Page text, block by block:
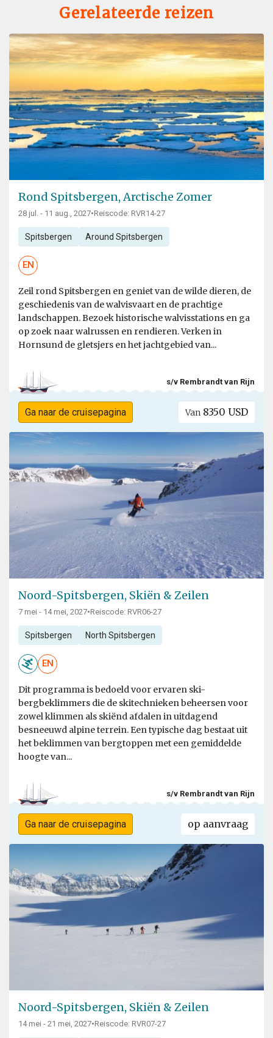
Gerelateerde reizen
Rond Spitsbergen, Arctische Zomer
28 jul. - 11 aug., 2027•Reiscode: RVR14-27
Spitsbergen Around Spitsbergen
EN
Zeil rond Spitsbergen en geniet van de wilde dieren, de
geschiedenis van de walvisvaart en de prachtige
landschappen. Bezoek historische walvisstations en ga
op zoek naar walrussen en rendieren. Verken in
Hornsund de gletsjers en het jachtgebied van...
s/v Rembrandt van Rijn
Ga naar de cruisepagina Van 8350 USD
Noord-Spitsbergen, Skiën & Zeilen
7 mei - 14 mei, 2027•Reiscode: RVR06-27
Spitsbergen North Spitsbergen
EN
Dit programma is bedoeld voor ervaren ski-
bergbeklimmers die de skitechnieken beheersen voor
zowel klimmen als skiënd afdalen in uitdagend
besneeuwd alpine terrein. Een typische dag bestaat uit
het beklimmen van bergtoppen met een gemiddelde
hoogte van...
s/v Rembrandt van Rijn
Ga naar de cruisepagina op aanvraag
Noord-Spitsbergen, Skiën & Zeilen
14 mei - 21 mei, 2027•Reiscode: RVR07-27